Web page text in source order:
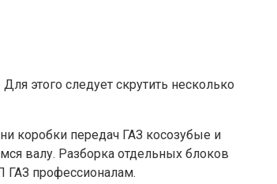
этого следует скрутить несколько
коробки передач ГАЗ косозубые и
валу. Разборка отдельных блоков
ГАЗ профессионалам.